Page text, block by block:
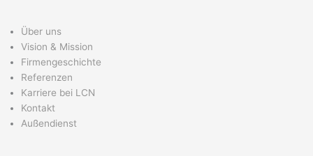
t
a
g
k
e
d
Über uns
Vision & Mission
Firmengeschichte
Referenzen
Karriere bei LCN
Kontakt
Außendienst